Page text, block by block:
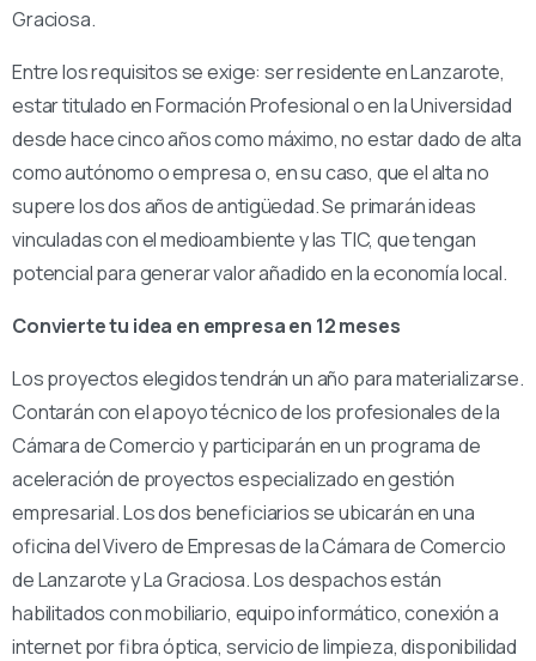
Graciosa.
Entre los requisitos se exige: ser residente en Lanzarote,
estar titulado en Formación Profesional o en la Universidad
desde hace cinco años como máximo, no estar dado de alta
como autónomo o empresa o, en su caso, que el alta no
supere los dos años de antigüedad. Se primarán ideas
vinculadas con el medioambiente y las TIC, que tengan
potencial para generar valor añadido en la economía local.
Convierte tu idea en empresa en 12 meses
Los proyectos elegidos tendrán un año para materializarse.
Contarán con el apoyo técnico de los profesionales de la
Cámara de Comercio y participarán en un programa de
aceleración de proyectos especializado en gestión
empresarial. Los dos beneficiarios se ubicarán en una
oficina del Vivero de Empresas de la Cámara de Comercio
de Lanzarote y La Graciosa. Los despachos están
habilitados con mobiliario, equipo informático, conexión a
internet por fibra óptica, servicio de limpieza, disponibilidad